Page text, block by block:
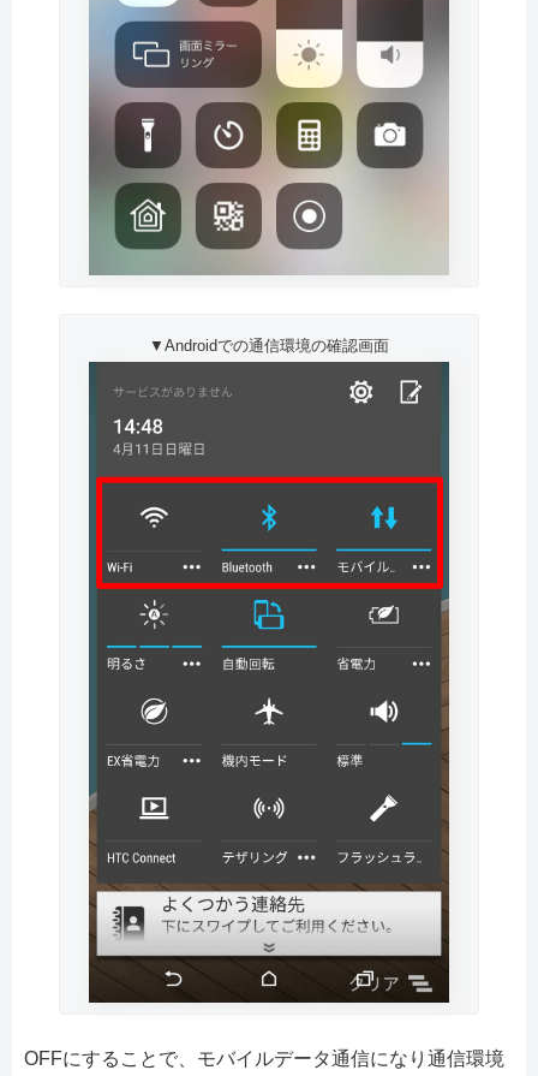
▼Androidでの通信環境の確認画面
OFFにすることで、モバイルデータ通信になり通信環境